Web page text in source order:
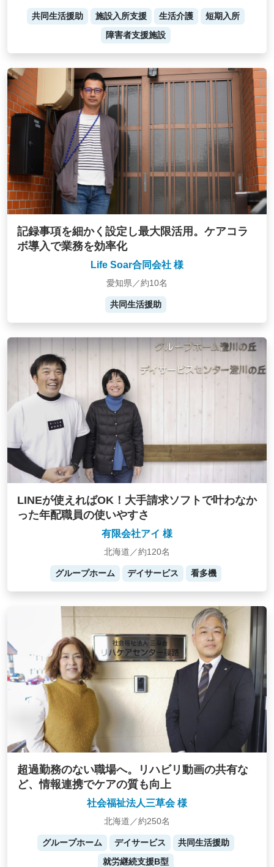
共同生活援助 施設入所支援 生活介護
短期入所
障害者支援施設
記録事項を細かく設定し最大限活用。ケアコラ
ボ導入で業務を効率化
Life Soar合同会社 様
愛知県／約10名
共同生活援助
LINEが使えればOK！大手請求ソフトで叶わなか
った年配職員の使いやすさ
有限会社アイ 様
北海道／約120名
グループホーム デイサービス 看多機
超過勤務のない職場へ。リハビリ動画の共有な
ど、情報連携でケアの質も向上
社会福祉法人三草会 様
北海道／約250名
グループホーム デイサービス
共同生活援助
就労継続支援B型